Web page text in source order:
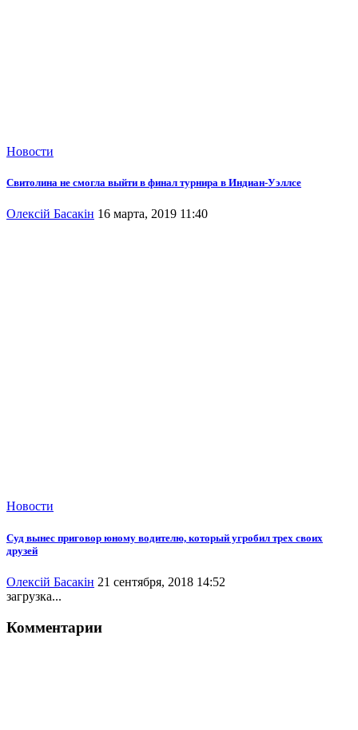
Новости
Свитолина не смогла выйти в финал турнира в Индиан-Уэллсе
Олексій Басакін 16 марта, 2019 11:40
Новости
Суд вынес приговор юному водителю, который угробил трех своих
друзей
Олексій Басакін 21 сентября, 2018 14:52
загрузка...
Комментарии